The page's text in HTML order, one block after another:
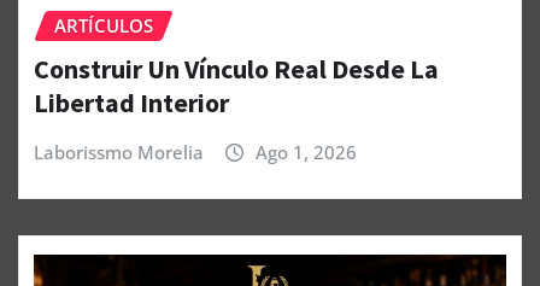
ARTÍCULOS
Construir Un Vínculo Real Desde La
Libertad Interior
Laborissmo Morelia Ago 1, 2026